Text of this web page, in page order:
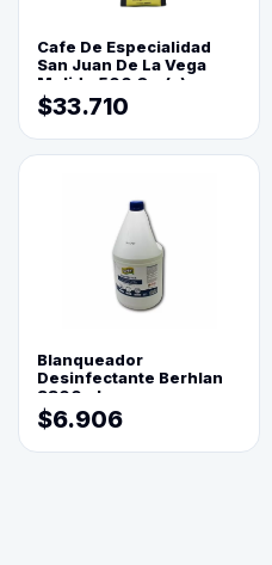
Cafe De Especialidad
San Juan De La Vega
Molido 500 Grs(=)
$33.710
Blanqueador
Desinfectante Berhlan
3800ml
$6.906